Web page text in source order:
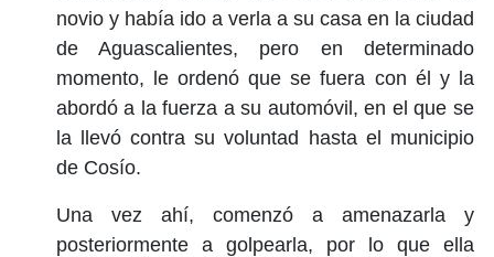
novio y había ido a verla a su casa en la ciudad
de Aguascalientes, pero en determinado
momento, le ordenó que se fuera con él y la
abordó a la fuerza a su automóvil, en el que se
la llevó contra su voluntad hasta el municipio
de Cosío.
Una vez ahí, comenzó a amenazarla y
posteriormente a golpearla, por lo que ella